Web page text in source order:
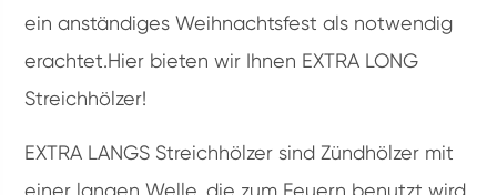
ein anständiges Weihnachtsfest als notwendig
erachtet.Hier bieten wir Ihnen EXTRA LONG
Streichhölzer!
EXTRA LANGS Streichhölzer sind Zündhölzer mit
einer langen Welle, die zum Feuern benutzt wird,